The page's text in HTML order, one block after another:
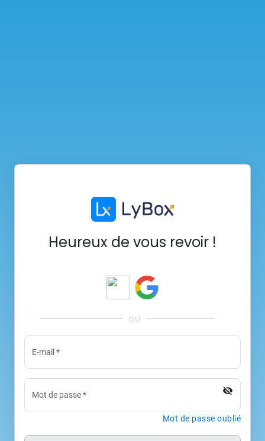
Heureux de vous revoir !
E-mail *
Mot de passe* visibility_off
Mot de passe oublié